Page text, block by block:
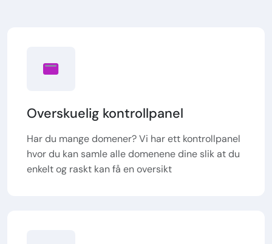
Overskuelig kontrollpanel
Har du mange domener? Vi har ett kontrollpanel
hvor du kan samle alle domenene dine slik at du
enkelt og raskt kan få en oversikt